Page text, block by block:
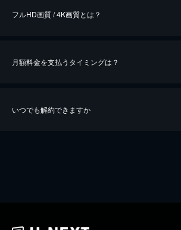
※40％ポイント還元の対象は、クレジットカード決済による作
フルHD画質 / 4K画質とは？
月額料金を支払うタイミングは？
いつでも解約できますか